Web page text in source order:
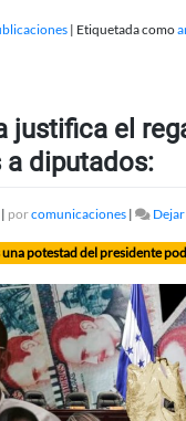
| Etiquetada como
justifica el
diputados:
| porcomunicaciones |
una potestad del presidente